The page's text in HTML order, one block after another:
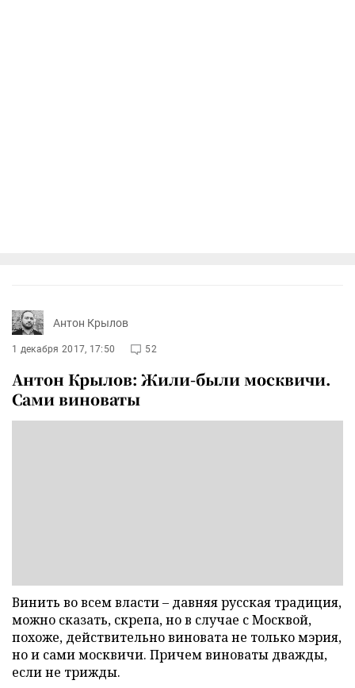
Антон Крылов
1 декабря 2017, 17:50 52
Антон Крылов: Жили-были москвичи.
Сами виноваты
Винить во всем власти – давняя русская традиция,
можно сказать, скрепа, но в случае с Москвой,
похоже, действительно виновата не только мэрия,
но и сами москвичи. Причем виноваты дважды,
если не трижды.